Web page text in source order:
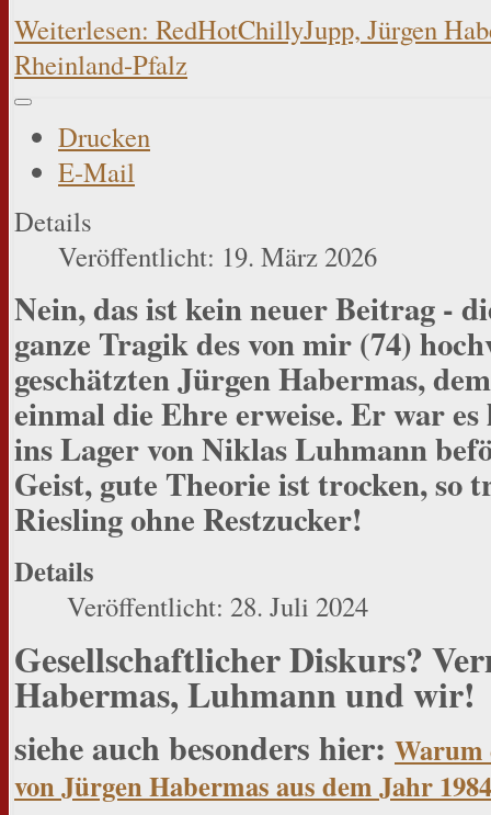
Weiterlesen: RedHotChillyJupp, Jürgen
Rheinland-Pfalz
Drucken
E-Mail
Details
Veröffentlicht: 19. März 2026
Nein, das ist kein neuer Beitrag -
ganze Tragik des von mir (74)
geschätzten Jürgen Habermas,
einmal die Ehre erweise. Er war
ins Lager von Niklas Luhmann
Geist, gute Theorie ist trocken, so
Riesling ohne Restzucker!
Details
Veröffentlicht: 28. Juli 2024
Gesellschaftlicher Diskurs?
Habermas, Luhmann und wir!
siehe auch besonders hier: Warum
von Jürgen Habermas aus dem Jahr